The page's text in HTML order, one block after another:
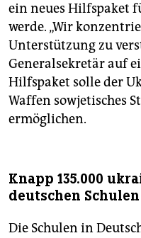
ein neues Hilfspaket
werde. „Wir
Unterstützung zu
Generalsekretär auf
Hilfspaket solle der
Waffen sowjetisches
ermöglichen.
Knapp 135.000
deutschen Schulen
Die Schulen in